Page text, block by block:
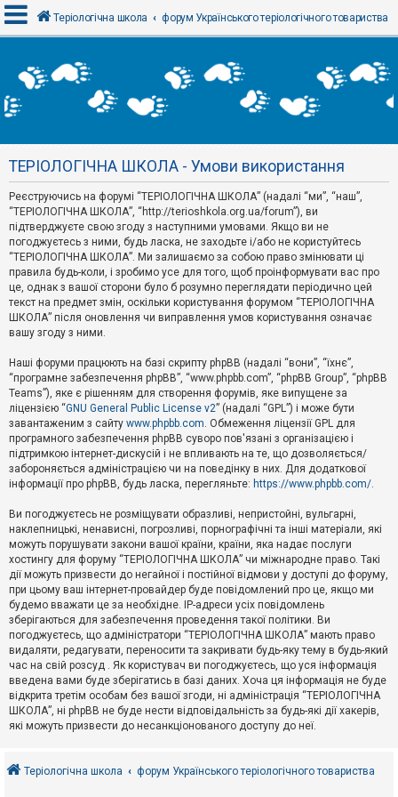
х
і
Р
є
с
т
р
а
ц
я
Т
м
и
б
е
з
в
і
д
п
о
в
д
й
А
к
т
и
в
н
т
е
м
и
о
Теріологічна школа форум Українського теріологічного товариства
ТЕРІОЛОГІЧНА ШКОЛА - Умови використання
Реєструючись на форумі “ТЕРІОЛОГІЧНА ШКОЛА” (надалі “ми”, “наш”,
“ТЕРІОЛОГІЧНА ШКОЛА”, “http://terioshkola.org.ua/forum”), ви
підтверджуєте свою згоду з наступними умовами. Якщо ви не
погоджуєтесь з ними, будь ласка, не заходьте і/або не користуйтесь
“ТЕРІОЛОГІЧНА ШКОЛА”. Ми залишаємо за собою право змінювати ці
правила будь-коли, і зробимо усе для того, щоб проінформувати вас про
це, однак з вашої сторони було б розумно переглядати періодично цей
текст на предмет змін, оскільки користування форумом “ТЕРІОЛОГІЧНА
ШКОЛА” після оновлення чи виправлення умов користування означає
вашу згоду з ними.
Наші форуми працюють на базі скрипту phpBB (надалі “вони”, “їхнє”,
“програмне забезпечення phpBB”, “www.phpbb.com”, “phpBB Group”, “phpBB
Teams”), яке є рішенням для створення форумів, яке випущене за
ліцензією “GNU General Public License v2” (надалі “GPL”) і може бути
завантаженим з сайту www.phpbb.com. Обмеження ліцензії GPL для
програмного забезпечення phpBB суворо пов'язані з організацією і
підтримкою інтернет-дискусій і не впливають на те, що дозволяється/
забороняється адміністрацією чи на поведінку в них. Для додаткової
інформації про phpBB, будь ласка, перегляньте: https://www.phpbb.com/.
Ви погоджуєтесь не розміщувати образливі, непристойні, вульгарні,
наклепницькі, ненависні, погрозливі, порнографічні та інші матеріали, які
можуть порушувати закони вашої країни, країни, яка надає послуги
хостингу для форуму “ТЕРІОЛОГІЧНА ШКОЛА” чи міжнародне право. Такі
дії можуть призвести до негайної і постійної відмови у доступі до форуму,
при цьому ваш інтернет-провайдер буде повідомлений про це, якщо ми
будемо вважати це за необхідне. IP-адреси усіх повідомлень
зберігаються для забезпечення проведення такої політики. Ви
погоджуєтесь, що адміністратори “ТЕРІОЛОГІЧНА ШКОЛА” мають право
видаляти, редагувати, переносити та закривати будь-яку тему в будь-який
час на свій розсуд . Як користувач ви погоджуєтесь, що уся інформація
введена вами буде зберігатись в базі даних. Хоча ця інформація не буде
відкрита третім особам без вашої згоди, ні адміністрація “ТЕРІОЛОГІЧНА
ШКОЛА”, ні phpBB не буде нести відповідальність за будь-які дії хакерів,
які можуть призвести до несанкціонованого доступу до неї.
Теріологічна школа форум Українського теріологічного товариства